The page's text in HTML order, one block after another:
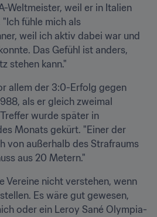
Weltmeister, weil er in Italien
fühle mich als
weil ich aktiv dabei war und
Das Gefühl ist anders,
stehen kann."
allem der 3:0-Erfolg gegen
als er gleich zweimal
wurde später in
Monats gekürt. "Einer der
von außerhalb des Strafraums
aus 20 Metern."
Vereine nicht verstehen, wenn
Es wäre gut gewesen,
oder ein Leroy Sané Olympia-